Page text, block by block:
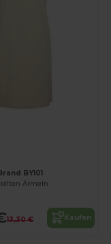
BY101
Ärmeln
13,30 € Kaufen